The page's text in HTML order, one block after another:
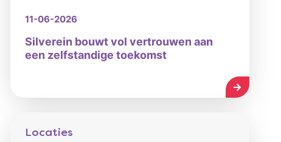
11-06-2026
Silverein bouwt vol vertrouwen aan
een zelfstandige toekomst
LEES
Locaties